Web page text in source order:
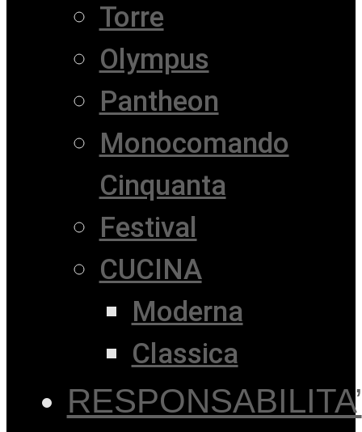
Torre
Olympus
Pantheon
Monocomando
Cinquanta
Festival
CUCINA
Moderna
Classica
RESPONSABILITA’